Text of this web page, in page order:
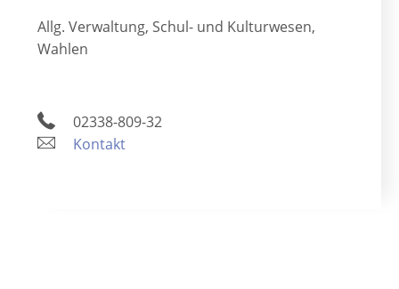
Allg. Verwaltung, Schul- und Kulturwesen,
Wahlen
02338-809-32
Kontakt